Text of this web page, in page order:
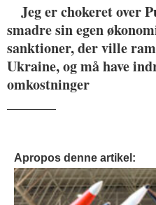
Jeg er chokeret over
smadre sin egen
sanktioner, der ville
Ukraine, og må have
omkostninger
Apropos denne artikel: